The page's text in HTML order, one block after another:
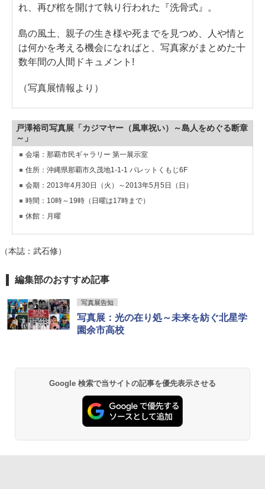
れ、再び棺を開けて執り行われた『洗骨式』。
島の風土、親子の生き様や死までを見つめ、人や情と
は何かを考える機会になればと、写真家がまとめた十
数年間の人間ドキュメント!
（写真展情報より）
戸澤裕司写真展「カジマヤー（風車祝い）～島人をめぐる断章
～」
会場：那覇市民ギャラリー 第一展示室
住所：沖縄県那覇市久茂地1-1-1 パレットくもじ6F
会期：2013年4月30日（火）～2013年5月5日（日）
時間：10時～19時（日曜は17時まで）
休館：月曜
（本誌：武石修）
編集部のおすすめ記事
写真展告知
写真展：光の在り処～未来を紡ぐ北星学
園余市高校
Google 検索で当サイトの記事を優先表示させる